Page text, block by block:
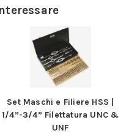
Set Maschi e Filiere HSS |
1/4”-3/4” Filettatura UNC &
UNF